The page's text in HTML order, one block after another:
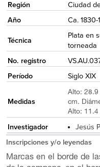
Región
Ciudad
Año
Ca. 1830-
Técnica
Plata en
torneada
No. registro
Período
Siglo XIX
Medidas
Alto: 28.9
cm.
Alto: 11.4
Investigador
Jesús
Inscripciones y/o leyendas
Marcas en el borde de